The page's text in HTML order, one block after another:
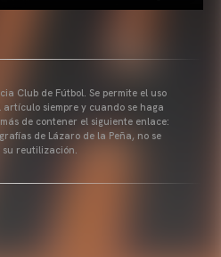
Club de Fútbol. Se permite el uso
siempre y cuando se haga
de contener el siguiente enlace:
de Lázaro de la Peña, no se
su reutilización.